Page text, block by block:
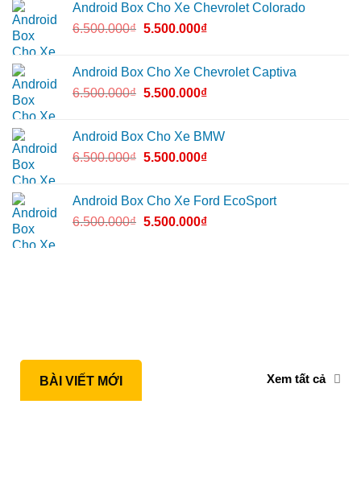
Android Box Cho Xe Chevrolet Colorado
6.500.000₫ 5.500.000₫
Android Box Cho Xe Chevrolet Captiva
6.500.000₫ 5.500.000₫
Android Box Cho Xe BMW
6.500.000₫ 5.500.000₫
Android Box Cho Xe Ford EcoSport
6.500.000₫ 5.500.000₫
BÀI VIẾT MỚI Xem tất cả